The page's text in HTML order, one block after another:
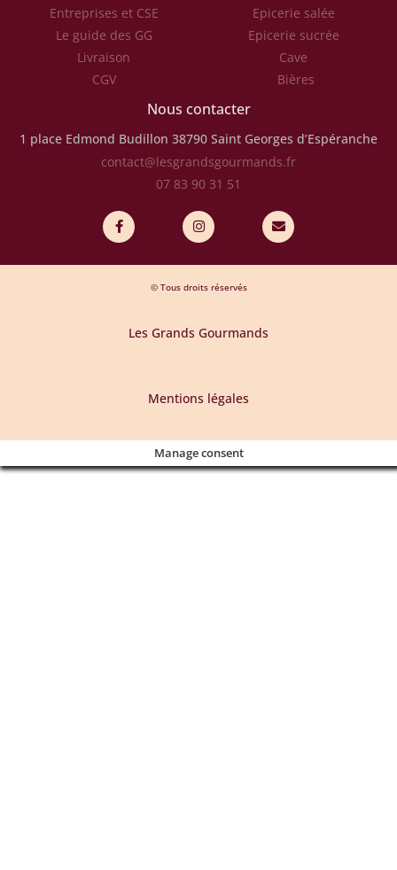
Entreprises et CSE
Le guide des GG
Livraison
CGV
Epicerie salée
Epicerie sucrée
Cave
Bières
Nous contacter
1 place Edmond Budillon 38790 Saint Georges d’Espéranche
contact@lesgrandsgourmands.fr
07 83 90 31 51
© Tous droits réservés
Les Grands Gourmands
Mentions légales
Manage consent